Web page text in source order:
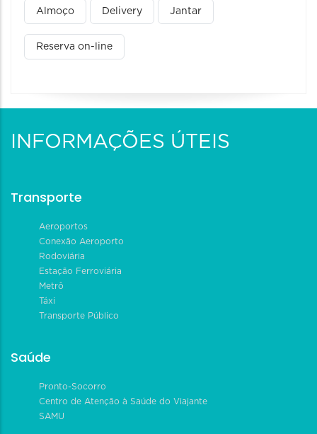
Almoço Delivery Jantar
Reserva on-line
INFORMAÇÕES ÚTEIS
Transporte
Aeroportos
Conexão Aeroporto
Rodoviária
Estação Ferroviária
Metrô
Táxi
Transporte Público
Saúde
Pronto-Socorro
Centro de Atenção à Saúde do Viajante
SAMU